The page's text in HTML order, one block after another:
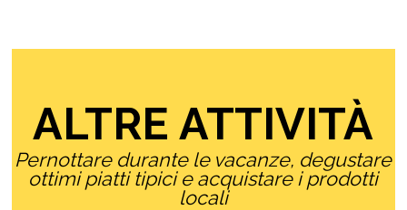
ALTRE ATTIVITÀ
Pernottare durante le vacanze, degustare
ottimi piatti tipici e acquistare i prodotti
locali